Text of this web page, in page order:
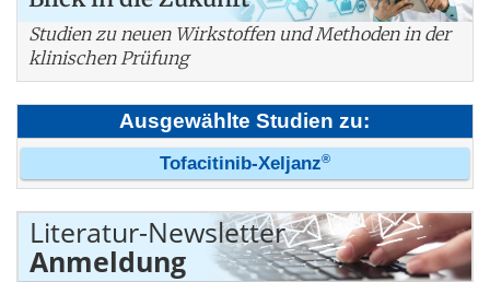
Studien zu neuen Wirkstoffen und Methoden in der
klinischen Prüfung
Ausgewählte Studien zu:
Tofacitinib-Xeljanz®
Literatur-Newsletter
Anmeldung